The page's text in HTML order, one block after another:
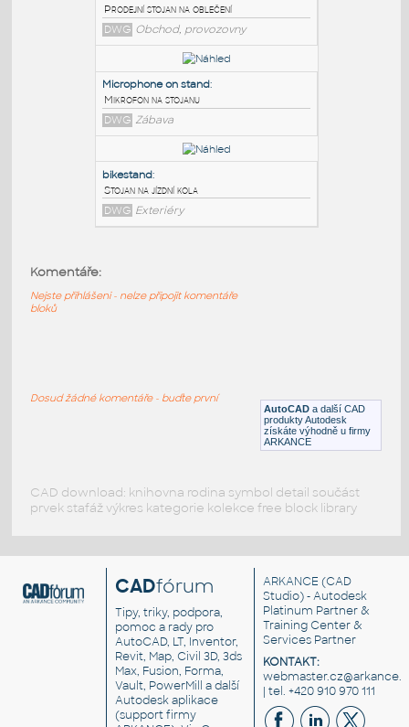
iPadProStandv3:
Stojan na iPad Pro
F3D Počítače
3d-GAR-4WAY:
Prodejní stojan na oblečení
DWG Obchod, provozovny
DWG Zábava
Exteriéry AutoCAD a další CAD
produkty Autodesk
získáte výhodně u firmy
ARKANCE
Komentáře:
Nejste přihlášeni - nelze připojit komentáře
bloků
Dosud žádné komentáře - buďte první
CAD download: knihovna rodina symbol detail součást
prvek stafáž výkres kategorie kolekce free block library
CADfórum
Tipy, triky, podpora,
pomoc a rady pro
AutoCAD, LT, Inventor,
Revit, Map, Civil 3D, 3ds
Max, Fusion, Forma,
Vault, PowerMill a další
Autodesk aplikace
(support firmy
ARKANCE (CAD
Studio) - Autodesk
Platinum Partner &
Training Center &
Services Partner
KONTAKT:
| tel. +420 910 970 111